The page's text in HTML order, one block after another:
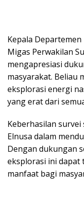
Kepala
Migas Perwakilan
mengapresiasi
masyarakat. Beliau
eksplorasi energi
yang erat dari
Keberhasilan
Elnusa dalam
Dengan dukungan
eksplorasi ini dapat
manfaat bagi